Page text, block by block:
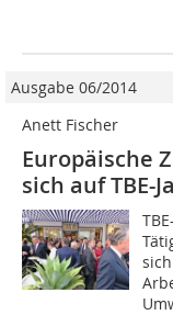
Ausgabe 06/2014
Anett Fischer
Europäische
sich auf TBE-